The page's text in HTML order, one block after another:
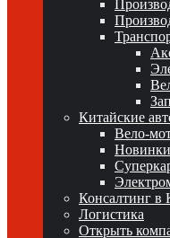
Китайские
Вело-
Консалтинг в
Логистика
Открыть